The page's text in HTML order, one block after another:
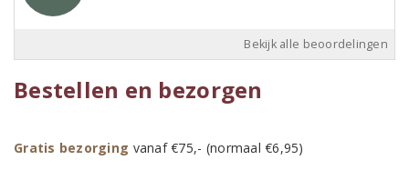
Bekijk alle beoordelingen
Bestellen en bezorgen
Gratis bezorging vanaf €75,- (normaal €6,95)